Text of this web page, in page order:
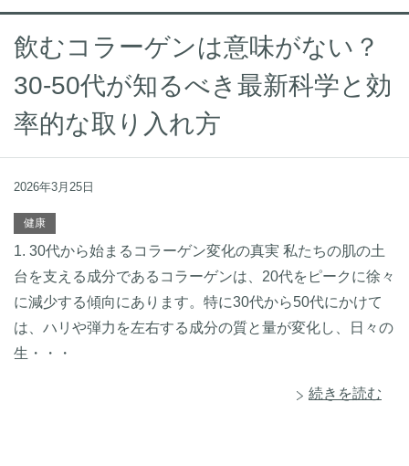
飲むコラーゲンは意味がない？
30-50代が知るべき最新科学と効
率的な取り入れ方
2026年3月25日
健康
1. 30代から始まるコラーゲン変化の真実 私たちの肌の土
台を支える成分であるコラーゲンは、20代をピークに徐々
に減少する傾向にあります。特に30代から50代にかけて
は、ハリや弾力を左右する成分の質と量が変化し、日々の
生・・・
続きを読む